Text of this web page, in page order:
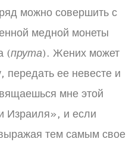
можно совершить с
медной монеты
(прута). Жених может
передать ее невесте и
мне этой
Израиля», и если
тем самым свое